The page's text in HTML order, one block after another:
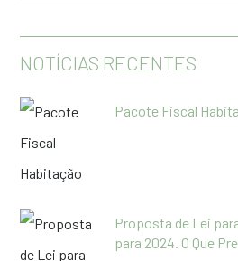
NOTÍCIAS RECENTES
Pacote Fiscal
Proposta de Lei
para 2024. O Que